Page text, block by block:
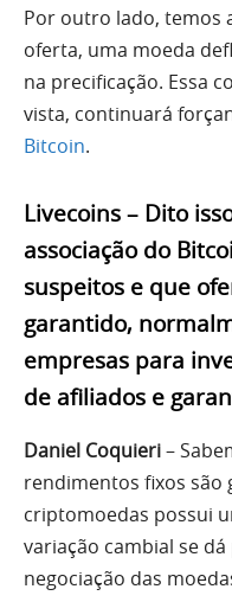
Por outro lado, temos
oferta, uma moeda
na precificação. Essa
vista, continuará
Bitcoin.
Livecoins – Dito
associação do
suspeitos e que
garantido,
empresas para
de afiliados e
Daniel Coquieri–
rendimentos fixos são
criptomoedas possui
variação cambial se
negociação das